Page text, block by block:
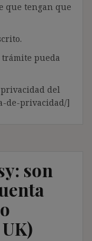
que tengan que
pueda
del
de-privacidad/]
son